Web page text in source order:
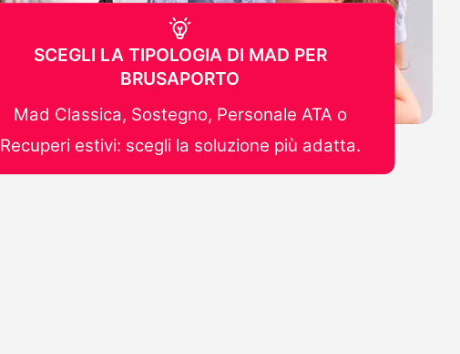
SCEGLI LA TIPOLOGIA DI MAD PER
BRUSAPORTO
Mad Classica, Sostegno, Personale ATA o
Recuperi estivi: scegli la soluzione più adatta.